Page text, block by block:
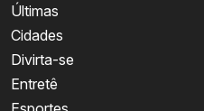
Últimas
Cidades
Divirta-se
Entretê